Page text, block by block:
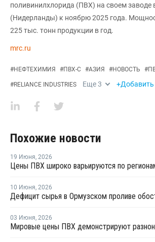
поливинилхлорида (ПВХ) на своем заводе
(Нидерланды) к ноябрю 2025 года.
225 тыс. тонн продукции в год.
mrc.ru
#НЕФТЕХИМИЯ #ПВХ-С #АЗИЯ #НОВОСТЬ #
#RELIANCE INDUSTRIES Еще3 +Добавить
Похожие новости
19 Июня, 2026
10 Июня, 2026
03 Июня, 2026